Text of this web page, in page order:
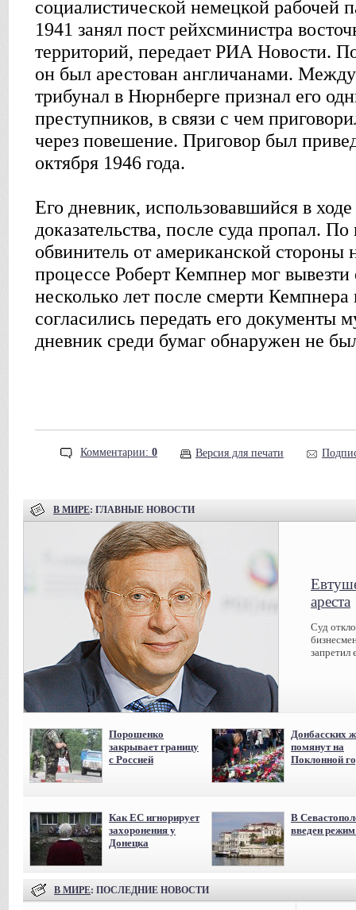
социалистической немецкой
1941 занял пост рейхсминистра
территорий, передает РИА Новости.
он был арестован англичанами.
трибунал в Нюрнберге признал его
преступников, в связи с чем
через повешение. Приговор был
октября 1946 года.
Его дневник, использовавшийся в ходе
доказательства, после суда пропал.
обвинитель от американской
процессе Роберт Кемпнер мог
несколько лет после смерти Кемпнера
согласились передать его документы
дневник среди бумаг обнаружен не
Комментарии: 0 Версия для печати
В МИРЕ: ГЛАВНЫЕ НОВОСТИ
ареста
Суд
запретил
Порошенко
закрывает границу
с Россией
Донбасских
помянут на
Поклонной
Как ЕС игнорирует
захоронения у
Донецка
В
введен
В МИРЕ: ПОСЛЕДНИЕ НОВОСТИ